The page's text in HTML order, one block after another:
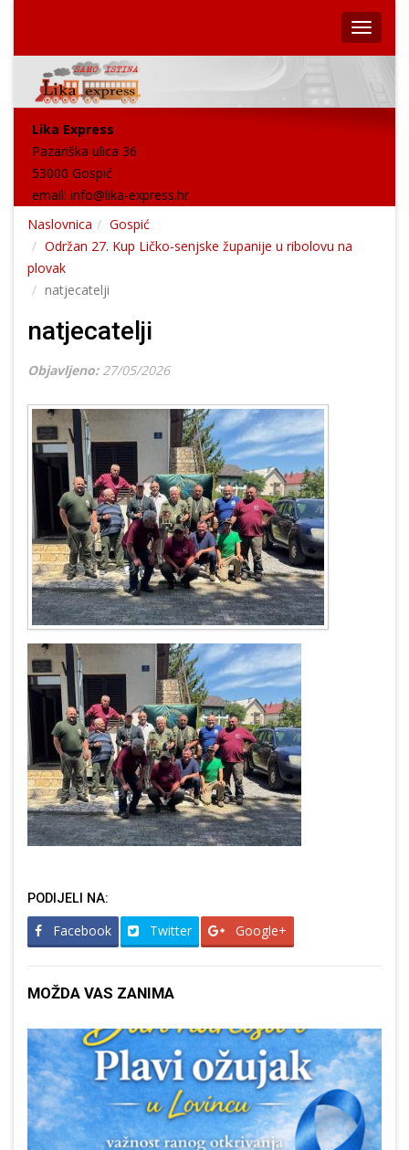
Lika Express
Pazariška ulica 36
53000 Gospić
email: info@lika-express.hr
Naslovnica
Gospić
Održan 27. Kup Ličko-senjske županije u ribolovu na
plovak
natjecatelji
natjecatelji
Objavljeno: 27/05/2026
PODIJELI NA:
Facebook Twitter Google+
MOŽDA VAS ZANIMA